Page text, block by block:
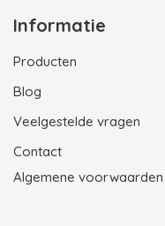
Informatie
Producten
Blog
Veelgestelde vragen
Contact
Algemene voorwaarden